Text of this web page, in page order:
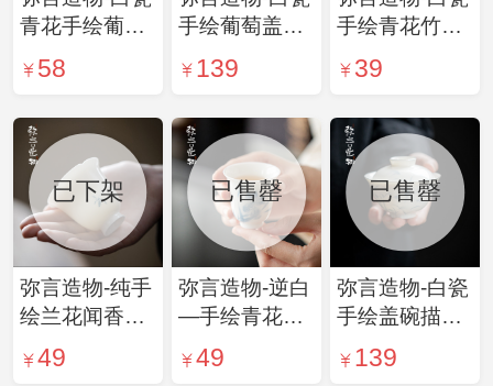
青花手绘葡萄
茶杯手工聚香
闻香杯家用品
茗杯单个功夫
茶具
58
手绘葡萄盖碗
描金泡茶碗茶
杯薄胎青花功
夫茶具家用不
烫手
139
手绘青花竹子
茶杯家用日式
主人杯手工陶
瓷品茗杯薄胎
茶具
39
已下架
弥言造物-纯手
绘兰花闻香聚
香杯陶瓷主人
杯中式茶杯家
49
已售罄
弥言造物-逆白
—手绘青花百
合—素简杯
49
已售罄
弥言造物-白瓷
手绘盖碗描金
泡茶碗茶杯手
工薄胎玉瓷功
139